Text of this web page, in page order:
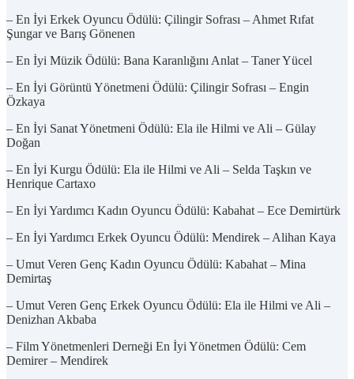
– En İyi Erkek Oyuncu Ödülü: Çilingir Sofrası – Ahmet Rıfat
Şungar ve Barış Gönenen
– En İyi Müzik Ödülü: Bana Karanlığını Anlat – Taner Yücel
– En İyi Görüntü Yönetmeni Ödülü: Çilingir Sofrası – Engin
Özkaya
– En İyi Sanat Yönetmeni Ödülü: Ela ile Hilmi ve Ali – Gülay
Doğan
– En İyi Kurgu Ödülü: Ela ile Hilmi ve Ali – Selda Taşkın ve
Henrique Cartaxo
– En İyi Yardımcı Kadın Oyuncu Ödülü: Kabahat – Ece Demirtürk
– En İyi Yardımcı Erkek Oyuncu Ödülü: Mendirek – Alihan Kaya
– Umut Veren Genç Kadın Oyuncu Ödülü: Kabahat – Mina
Demirtaş
– Umut Veren Genç Erkek Oyuncu Ödülü: Ela ile Hilmi ve Ali –
Denizhan Akbaba
– Film Yönetmenleri Derneği En İyi Yönetmen Ödülü: Cem
Demirer – Mendirek